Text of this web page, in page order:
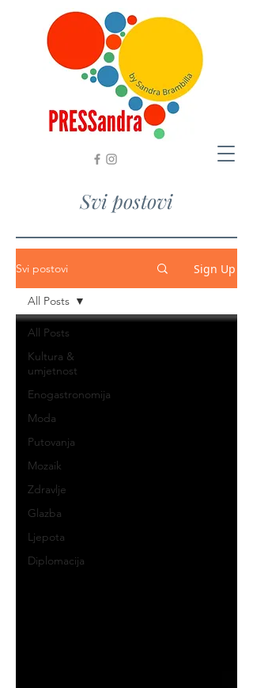
Svi postovi
Svi postovi Sign Up
All Posts
Kultura &
umjetnost
Enogastronomija
Moda
Putovanja
Mozaik
Zdravlje
Glazba
Ljepota
Diplomacija
All Posts